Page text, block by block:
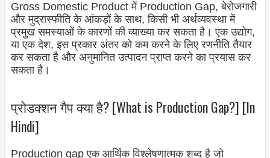
Gross Domestic Product में Production Gap, बेरोजगारी
और मुद्रास्फीति के आंकड़ों के साथ, किसी भी अर्थव्यवस्था में
प्रमुख समस्याओं के कारणों की व्याख्या कर सकता है। एक उद्योग,
या एक देश, इस प्रकार अंतर को कम करने के लिए रणनीति तैयार
कर सकता है और अनुमानित उत्पादन प्राप्त करने का प्रयास कर
सकता है।
प्रोडक्शन गैप क्या है? [What is Production Gap?] [In
Hindi]
Production gap एक आर्थिक विश्लेषणात्मक शब्द है जो